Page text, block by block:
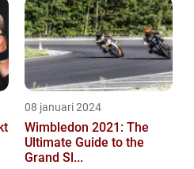
08 januari 2024
Wimbledon 2021: The
Ultimate Guide to the
Grand Sl...